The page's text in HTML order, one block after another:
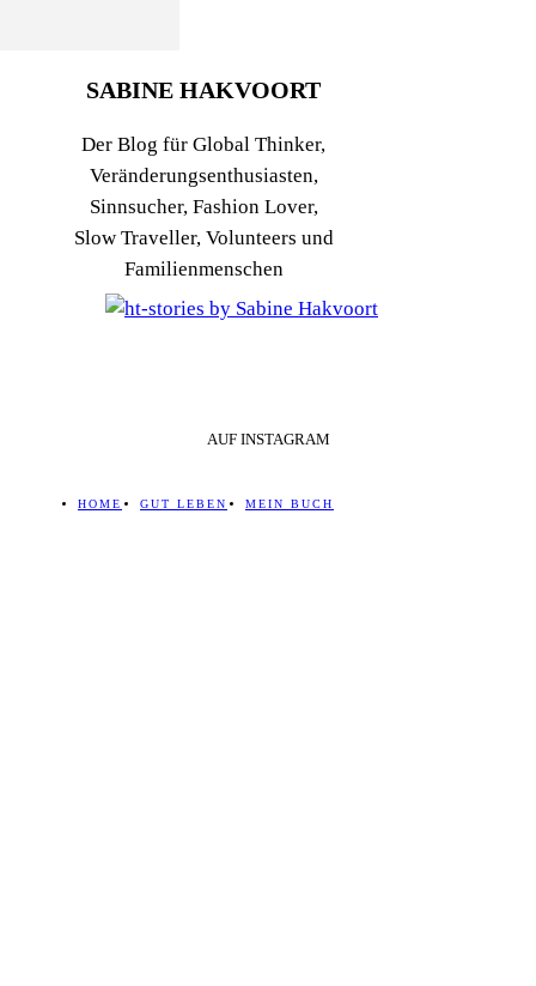
SABINE HAKVOORT
Der Blog für Global Thinker,
Veränderungsenthusiasten,
Sinnsucher, Fashion Lover,
Slow Traveller, Volunteers und
Familienmenschen
AUF INSTAGRAM
HOME GUT LEBEN MEIN BUCH